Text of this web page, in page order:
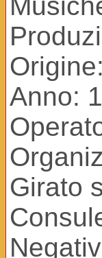
Anno:
Girato